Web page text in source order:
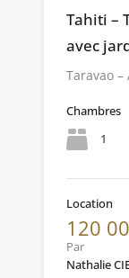
Tahiti –
avec
Taravao
Chambres
1
Location
120
Par
Nathalie